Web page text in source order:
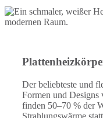
Der beliebteste und
Formen und Designs
finden 50–70 % der
Strahlungswärme